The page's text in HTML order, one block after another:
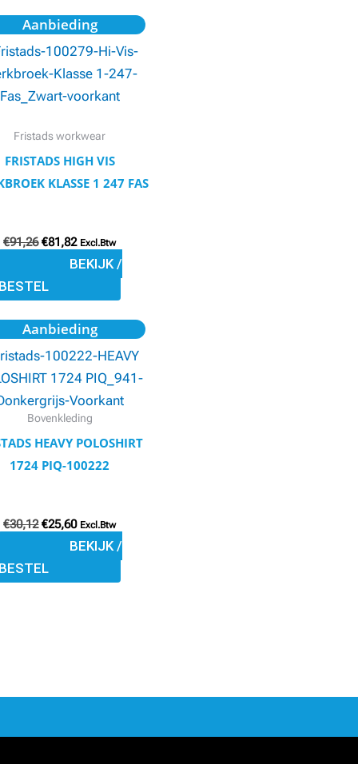
Aanbieding
Fristads workwear
FRISTADS HIGH VIS
KLASSE 1 247 FAS
€91,26
Oorspronkelijke
prijs
was:
€91,26.
€81,82
Huidige
prijs
is:
Excl.Btw
BEKIJK /
BESTEL
Dit
product
heeft
meerdere
Deze
optie
kan
op
de
Aanbieding
Bovenkleding
HEAVY POLOSHIRT
1724 PIQ-100222
€30,12
Oorspronkelijke
prijs
was:
€30,12.
€25,60
Huidige
prijs
is:
Excl.Btw
BEKIJK /
BESTEL
Dit
product
heeft
meerdere
variaties.
Deze
optie
worden
op